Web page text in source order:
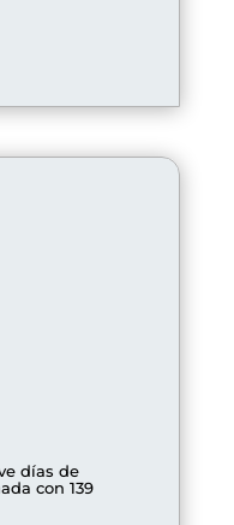
días de
con 139